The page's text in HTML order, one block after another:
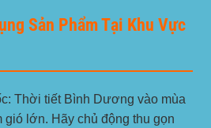
Sản Phẩm Tại Khu Vực
Thời tiết Bình Dương vào mùa
lớn. Hãy chủ động thu gọn